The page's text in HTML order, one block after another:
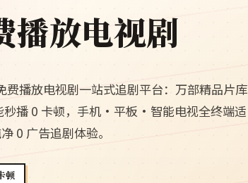
播放电视剧
播放电视剧一站式追剧平台：万部精品片库
秒播 0 卡顿，手机·平板·智能电视全终端适
0 广告追剧体验。
顿